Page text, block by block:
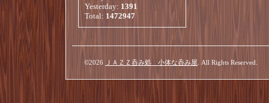
Yesterday: 1391
Total: 1472947
©2026 ＪＡＺＺ呑み処 小体な呑み屋 . All Rights Reserved.